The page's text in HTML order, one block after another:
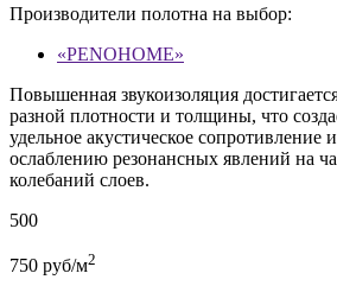
Производители полотна на выбор:
«PENOHOME»
Повышенная звукоизоляция
разной плотности и толщины, что
удельное акустическое сопротивление
ослаблению резонансных явлений на
колебаний слоев.
500
750 руб/м2